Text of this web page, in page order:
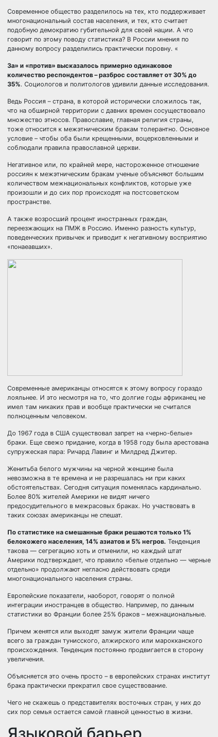
Современное общество разделилось на тех, кто поддерживает
многонациональный состав населения, и тех, кто считает
подобную демократию губительной для своей нации. А что
говорит по этому поводу статистика? В России мнения по
данному вопросу разделились практически поровну. «
За» и «против» высказалось примерно одинаковое
количество респондентов – разброс составляет от 30% до
35%. Социологов и политологов удивили данные исследования.
Ведь Россия – страна, в которой исторически сложилось так,
что на обширной территории с давних времен сосуществовало
множество этносов. Православие, главная религия страны,
тоже относится к межэтническим бракам толерантно. Основное
условие – чтобы оба были крещенными, воцерковленными и
соблюдали правила православной церкви.
Негативное или, по крайней мере, настороженное отношение
россиян к межэтническим бракам ученые объясняют большим
количеством межнациональных конфликтов, которые уже
произошли и до сих пор происходят на постсоветском
пространстве.
А также возросший процент иностранных граждан,
переезжающих на ПМЖ в Россию. Именно разность культур,
поведенческих привычек и приводит к негативному восприятию
«понаеавших».
Современные американцы относятся к этому вопросу гораздо
лояльнее. И это несмотря на то, что долгие годы африканец не
имел там никаких прав и вообще практически не считался
полноценным человеком.
До 1967 года в США существовал запрет на «черно-белые»
браки. Еще свежо придание, когда в 1958 году была арестована
супружеская пара: Ричард Лавинг и Милдред Джитер.
Женитьба белого мужчины на черной женщине была
невозможна в те времена и не разрешалась ни при каких
обстоятельствах. Сегодня ситуация поменялась кардинально.
Более 80% жителей Америки не видят ничего
предосудительного в межрасовых браках. Но участвовать в
таких союзах американцы не спешат.
По статистике на смешанные браки решаются только 1%
белокожего населения, 14% азиатов и 5% негров. Тенденция
такова — сегрегацию хоть и отменили, но каждый штат
Америки подтверждает, что правило «белые отдельно — черные
отдельно» продолжают негласно действовать среди
многонационального населения страны.
Европейские показатели, наоборот, говорят о полной
интеграции иностранцев в общество. Например, по данным
статистики во Франции более 25% браков – межнациональные.
Причем женятся или выходят замуж жители Франции чаще
всего за граждан тунисского, алжирского или марокканского
происхождения. Тенденция постоянно продвигается в сторону
увеличения.
Объясняется это очень просто – в европейских странах институт
брака практически прекратил свое существование.
Чего не скажешь о представителях восточных стран, у них до
сих пор семья остается самой главной ценностью в жизни.